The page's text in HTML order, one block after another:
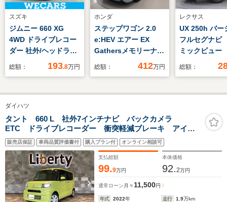
スズキ
ジムニー 660 XG
4WD ドライブレコー
ダー 社外/ヘッドラン
プ LED/ETC/アイドリ
16インチ/パワーウイ
ンドウ/パワーステア
リング/オートライト
総額： 193.8万円
ホンダ
ステップワゴン 2.0
e:HEV エアー EX
Gathersメモリーナビ
(LXM-242ZFNi) マ
ットインフォメーショ
ト 運転席助手席シー
トヒーター 全席
USBチャージャー
オットマン
総額： 412万円
レクサス
UX 250h バー
フルセグナ
ミックビュ
総額：
ダイハツ
タント 660 L 社外7インチナビ バックカメラ
ETC ドライブレコーダー 衝突軽減ブレーキ アイド
リングストップ 電動格納ドアミラー 後席サンシェー
ド フロアマット ドアバイザー LEDヘッドライト
販売店保証 車両品質評価書付 購入プラン付 オンライン相談可
支払総額
99.9万円
本体価格
92.2万円
通常ローン 月々 11,500円
年式 2022年 走行 1.9万km